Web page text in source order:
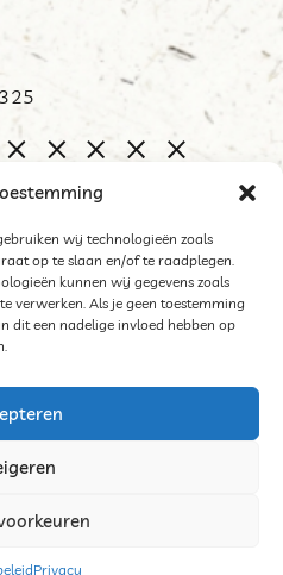
wij technologieën zoals
op te slaan en/of te raadplegen.
kunnen wij gegevens zoals
verwerken. Als je geen toestemming
dit een nadelige invloed hebben op
Privacy
tentoonstelling